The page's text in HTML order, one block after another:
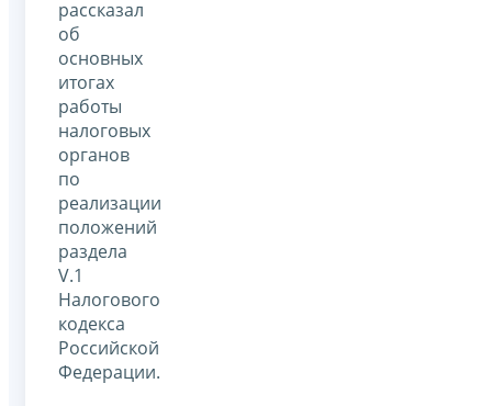
рассказал
об
основных
итогах
работы
налоговых
органов
по
реализации
положений
раздела
V.1
Налогового
кодекса
Российской
Федерации.